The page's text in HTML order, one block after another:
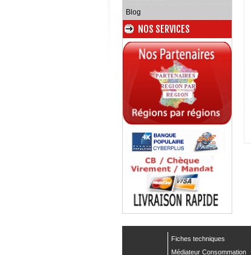
Blog
NOS SERVICES
Fiches techniques
Médiateur Consommation